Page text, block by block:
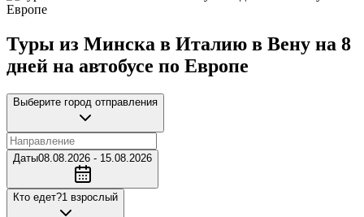
Туры из Минска в Италию в Вену на 8
дней на автобусе по Европе
Выберите город отправления
Даты08.08.2026 - 15.08.2026
Кто едет?1 взрослый